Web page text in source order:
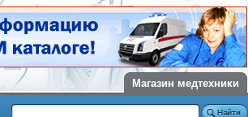
Магазин медтехники